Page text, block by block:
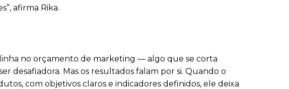
afirma Rika.
no orçamento de marketing — algo que se corta
desafiadora. Mas os resultados falam por si. Quando o
com objetivos claros e indicadores definidos, ele deixa